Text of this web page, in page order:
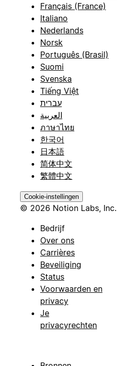
Français (France)
Italiano
Nederlands
Norsk
Português (Brasil)
Suomi
Svenska
Tiếng Việt
עברית
العربية
ภาษาไทย
한국어
日本語
简体中文
繁體中文
Cookie-instellingen
© 2026 Notion Labs, Inc.
Bedrijf
Over ons
Carrières
Beveiliging
Status
Voorwaarden en
privacy
Je
privacyrechten